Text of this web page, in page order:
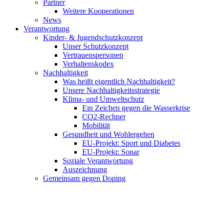
Partner
Weitere Kooperationen
News
Verantwortung
Kinder- & Jugendschutzkonzept
Unser Schutzkonzept
Vertrauenspersonen
Verhaltenskodex
Nachhaltigkeit
Was heißt eigentlich Nachhaltigkeit?
Unsere Nachhaltigkeitsstrategie
Klima- und Umweltschutz
Ein Zeichen gegen die Wasserkrise
CO2-Rechner
Mobilität
Gesundheit und Wohlergehen
EU-Projekt: Sport und Diabetes
EU-Projekt: Sonar
Soziale Verantwortung
Auszeichnung
Gemeinsam gegen Doping